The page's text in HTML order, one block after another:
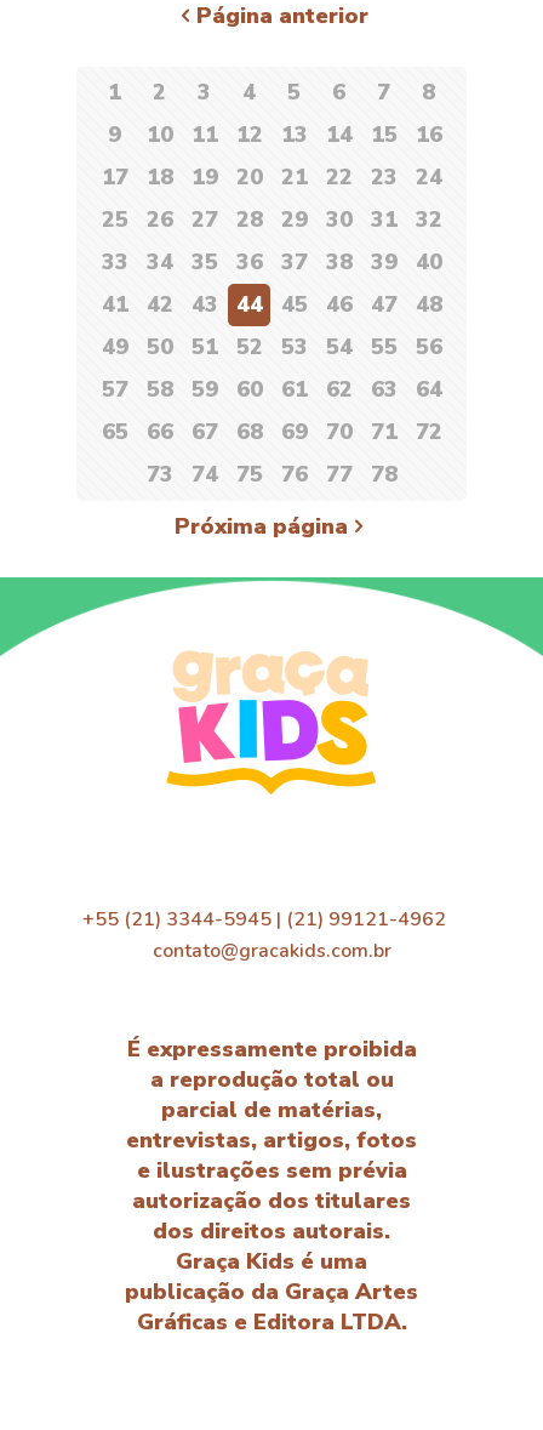
Página anterior
1 2 3 4 5 6 7
8
9
10 11 12 13 14 15
16
17
18 19 20 21 22 23
24
25
26 27 28 29 30 31
32
33
34 35 36 37 38 39
40
41
42 43 44 45 46 47
48
49
50 51 52 53 54 55
56
57
58 59 60 61 62 63
64
65
66 67 68 69 70 71
72
73
74 75 76 77
78
Próxima página
+55 (21) 3344-5945 | (21) 99121-4962
contato@gracakids.com.br
É expressamente proibida
a reprodução total ou
parcial de matérias,
entrevistas, artigos, fotos
e ilustrações sem prévia
autorização dos titulares
dos direitos autorais.
Graça Kids é uma
publicação da Graça Artes
Gráficas e Editora LTDA.